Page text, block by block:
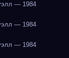
— 1984
— 1984
— 1984